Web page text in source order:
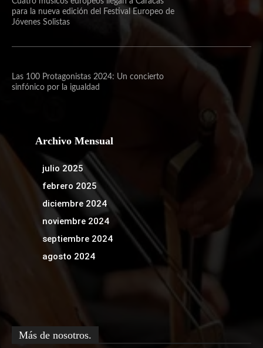
para la nueva edición del Festival Europeo de
Jóvenes Solistas
Las 100 Protagonistas 2024: Un concierto
sinfónico por la igualdad
Archivo Mensual
julio 2025
febrero 2025
diciembre 2024
noviembre 2024
septiembre 2024
agosto 2024
Más de nosotros.